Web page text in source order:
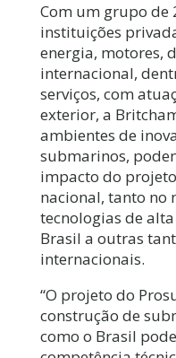
Com um grupo de
instituições
energia, motores,
internacional,
serviços, com
exterior, a
ambientes de
submarinos,
impacto do
nacional, tanto no
tecnologias de
Brasil a outras
internacionais.
“O projeto do
construção de
como o Brasil